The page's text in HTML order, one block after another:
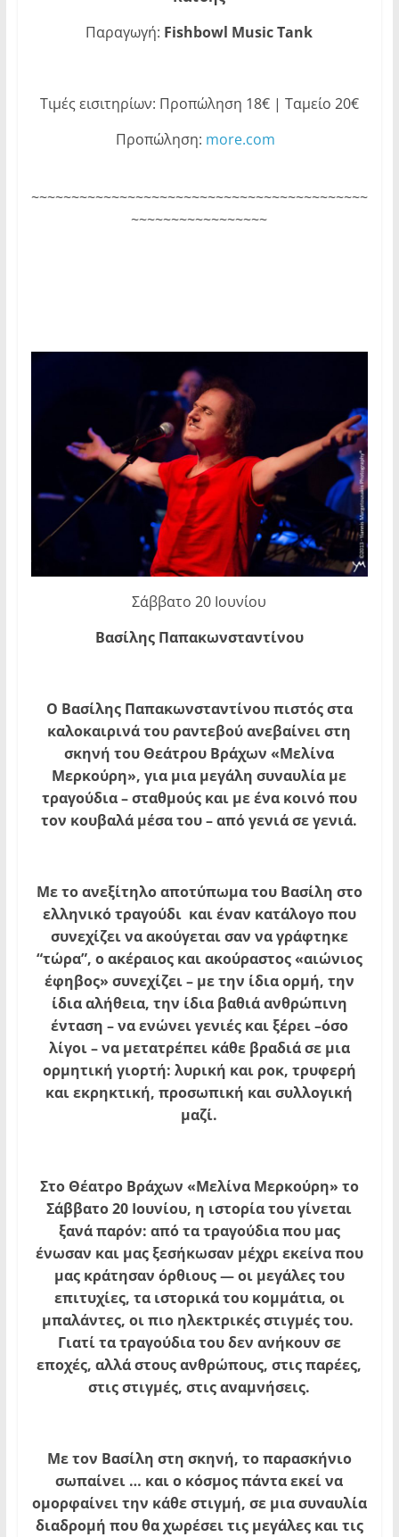
Παραγωγή: Fishbowl Music Tank
Τιμές εισιτηρίων: Προπώληση 18€ | Ταμείο 20€
Προπώληση: more.com
~~~~~~~~~~~~~~~~~~~~~~~~~~~~~~~~~~~~~~~~~~
~~~~~~~~~~~~~~~~~
Σάββατο 20 Ιουνίου
Βασίλης Παπακωνσταντίνου
O Βασίλης Παπακωνσταντίνου πιστός στα
καλοκαιρινά του ραντεβού ανεβαίνει στη
σκηνή του Θεάτρου Βράχων «Μελίνα
Μερκούρη», για μια μεγάλη συναυλία με
τραγούδια – σταθμούς και με ένα κοινό που
τον κουβαλά μέσα του – από γενιά σε γενιά.
Με το ανεξίτηλο αποτύπωμα του Βασίλη στο
ελληνικό τραγούδι και έναν κατάλογο που
συνεχίζει να ακούγεται σαν να γράφτηκε
“τώρα”, ο ακέραιος και ακούραστος «αιώνιος
έφηβος» συνεχίζει – με την ίδια ορμή, την
ίδια αλήθεια, την ίδια βαθιά ανθρώπινη
ένταση – να ενώνει γενιές και ξέρει –όσο
λίγοι – να μετατρέπει κάθε βραδιά σε μια
ορμητική γιορτή: λυρική και ροκ, τρυφερή
και εκρηκτική, προσωπική και συλλογική
μαζί.
Στο Θέατρο Βράχων «Μελίνα Μερκούρη» το
Σάββατο 20 Ιουνίου, η ιστορία του γίνεται
ξανά παρόν: από τα τραγούδια που μας
ένωσαν και μας ξεσήκωσαν μέχρι εκείνα που
μας κράτησαν όρθιους — οι μεγάλες του
επιτυχίες, τα ιστορικά του κομμάτια, οι
μπαλάντες, οι πιο ηλεκτρικές στιγμές του.
Γιατί τα τραγούδια του δεν ανήκουν σε
εποχές, αλλά στους ανθρώπους, στις παρέες,
στις στιγμές, στις αναμνήσεις.
Με τον Βασίλη στη σκηνή, το παρασκήνιο
σωπαίνει … και ο κόσμος πάντα εκεί να
ομορφαίνει την κάθε στιγμή, σε μια συναυλία
διαδρομή που θα χωρέσει τις μεγάλες και τις